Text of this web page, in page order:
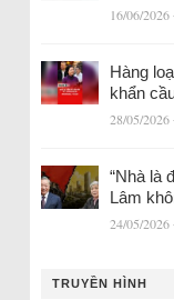
16/06/2026
Hàng
khẩn
28/05/2026
“Nhà là
Lâm
24/05/2026
TRUYỀN HÌNH